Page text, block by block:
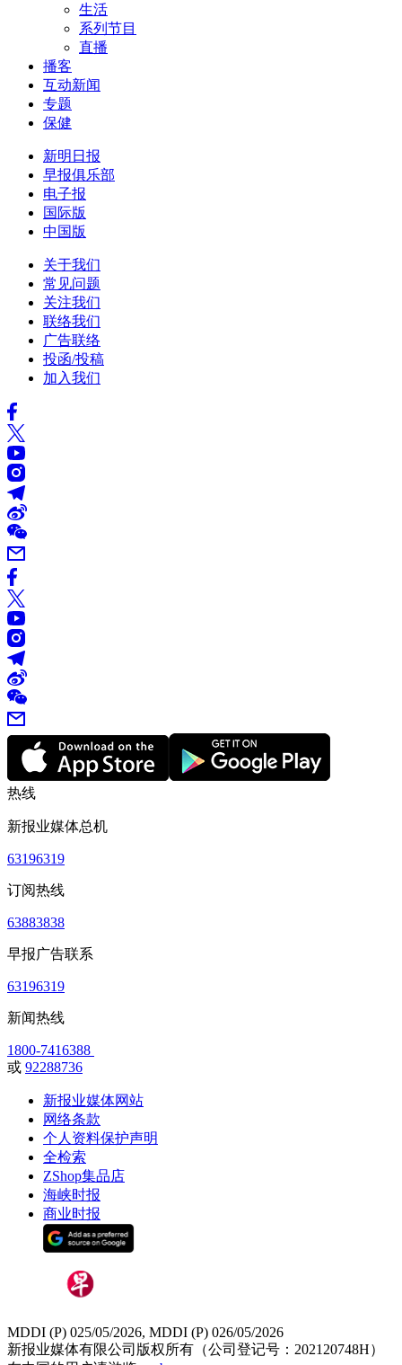
生活
系列节目
直播
播客
互动新闻
专题
保健
新明日报
早报俱乐部
电子报
国际版
中国版
关于我们
常见问题
关注我们
联络我们
广告联络
投函/投稿
加入我们
热线
新报业媒体总机
63196319
订阅热线
63883838
早报广告联系
63196319
新闻热线
1800-7416388
或 92288736
新报业媒体网站
网络条款
个人资料保护声明
全检索
ZShop集品店
海峡时报
商业时报
MDDI (P) 025/05/2026, MDDI (P) 026/05/2026
新报业媒体有限公司版权所有（公司登记号：202120748H）